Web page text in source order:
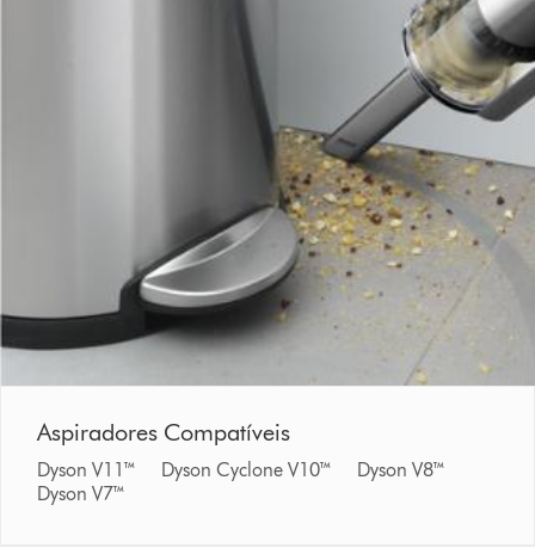
Aspiradores Compatíveis
Dyson V11™ Dyson Cyclone V10™ Dyson V8™
Dyson V7™